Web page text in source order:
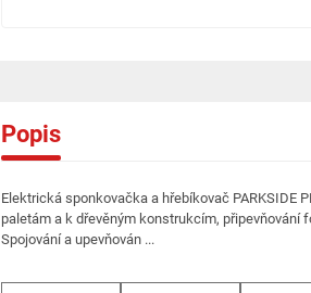
Popis
Elektrická sponkovačka a hřebíkovač PARKSIDE
paletám a k dřevěným konstrukcím,
Spojování a upevňován ...